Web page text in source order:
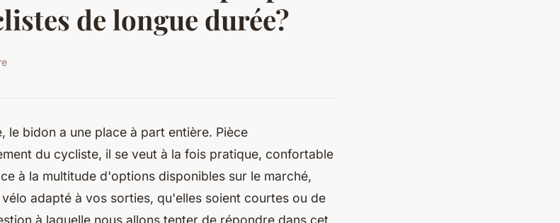
de longue durée?
le bidon a une place à part entière. Pièce
du cycliste, il se veut à la fois pratique, confortable
à la multitude d'options disponibles sur le marché,
adapté à vos sorties, qu'elles soient courtes ou de
à laquelle nous allons tenter de répondre dans cet